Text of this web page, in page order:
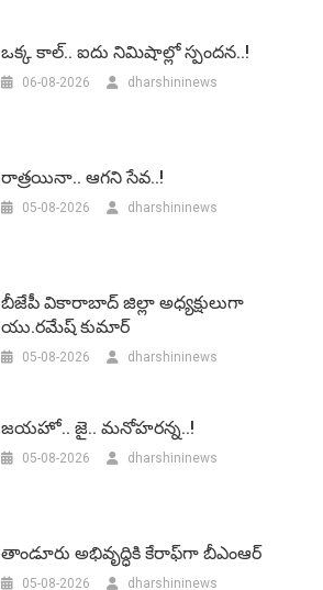
ఒక్క కాల్.. ఐదు నిమిషాల్లో స్పందన..!
06-08-2026 dharshininews
రాత్రయినా.. ఆగని సేవ..!
05-08-2026 dharshininews
బీజేపీ వికారాబాద్‌ జిల్లా అధ్యక్షులుగా
యు.రమేష్‌ కుమార్
05-08-2026 dharshininews
జయహో.. జై.. మనోహరన్న..!
05-08-2026 dharshininews
తాండూరు అభివృద్ధికి కేరాఫ్‌గా బీఎంఆర్‌
05-08-2026 dharshininews